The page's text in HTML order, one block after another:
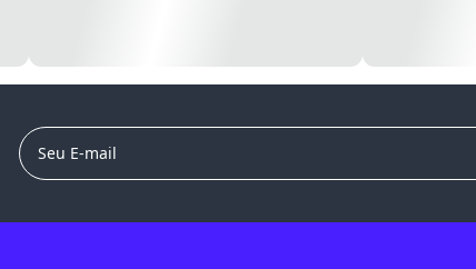
E-mail
Nome